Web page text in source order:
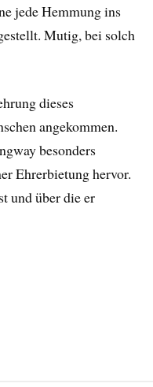
jede Hemmung ins
Mutig, bei solch
dieses
angekommen.
besonders
Ehrerbietung hervor.
und über die er